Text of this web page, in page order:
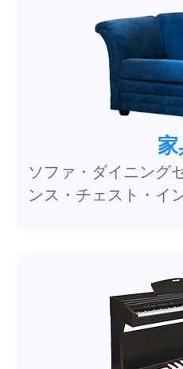
ソファ・ダイニング
ンス・チェスト・イ